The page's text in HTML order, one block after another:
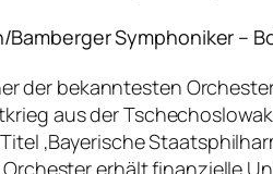
Symphoniker –
der bekanntesten
aus der
‚Bayerische
erhält finanzielle